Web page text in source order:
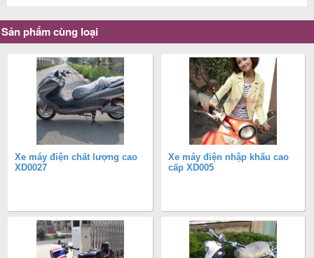
Sản phẩm cùng loại
Xe máy điện chất lượng cao
XD0027
Xe máy điện nhập khẩu cao
cấp XD005